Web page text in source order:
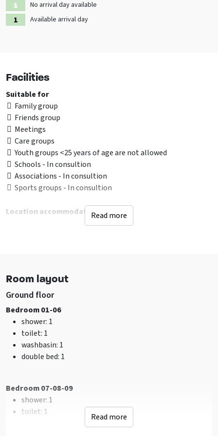
No arrival day available
Available arrival day
Facilities
Location accommodation
Facilities (Outdoor)
Terrace
Terrace covered over
Garden / yard is fenced
Table tennis
Bicycle storage
Sanitary
shower: 9
Suitable for
Family group
Friends group
Meetings
Care groups
Youth groups <25 years of age are not allowed
Schools - In consultion
Associations - In consultion
Sports groups - In consultion
Read more
Room layout
Ground floor
Bedroom 01-06
shower: 1
toilet: 1
washbasin: 1
double bed: 1
Bedroom 07-08-09
shower: 1
toilet: 1
Read more